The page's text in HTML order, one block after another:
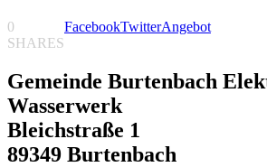
0
SHARES
FacebookTwitterAngebot
Gemeinde Burtenbach
Wasserwerk
Bleichstraße 1
89349 Burtenbach